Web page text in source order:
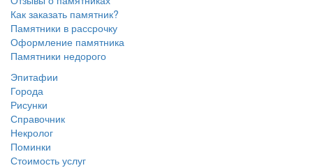
Как заказать памятник?
Памятники в рассрочку
Оформление памятника
Памятники недорого
Эпитафии
Города
Рисунки
Справочник
Некролог
Поминки
Стоимость услуг